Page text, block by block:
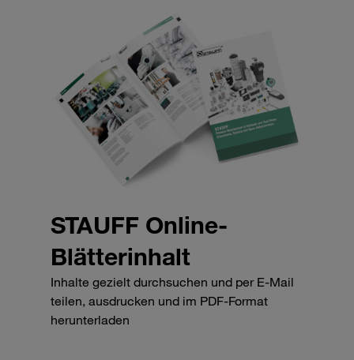
STAUFF Online-
Blätterinhalt
Inhalte gezielt durchsuchen und per E-Mail
teilen, ausdrucken und im PDF-Format
herunterladen